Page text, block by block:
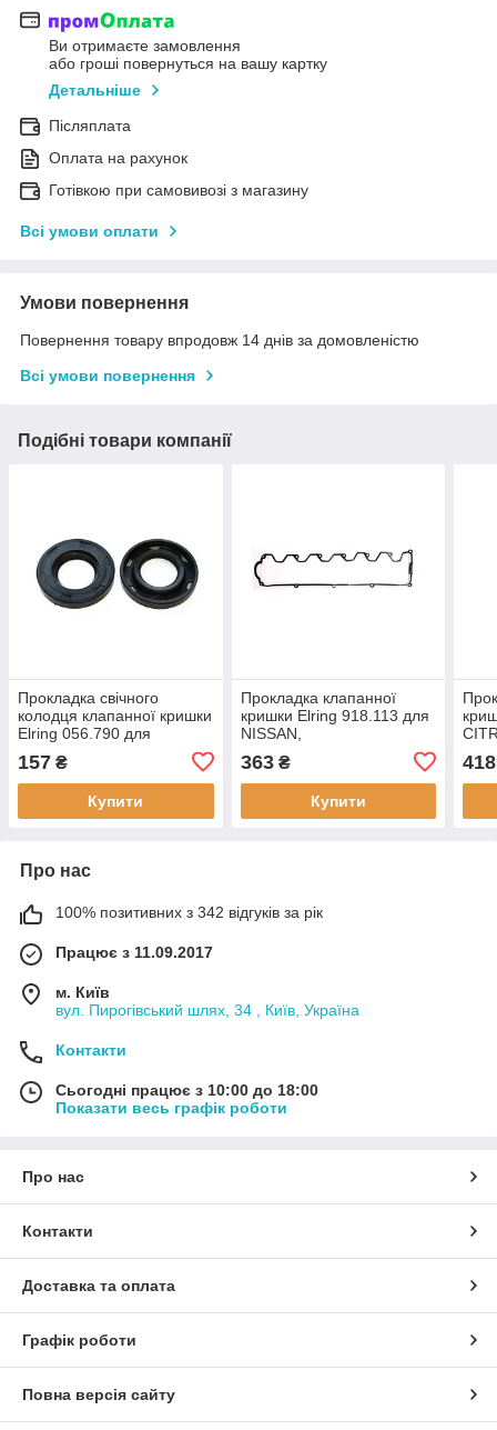
Ви отримаєте замовлення
або гроші повернуться на вашу картку
Детальніше
Післяплата
Оплата на рахунок
Готівкою при самовивозі з магазину
Всі умови оплати
Умови повернення
Повернення товару впродовж 14 днів за домовленістю
Всі умови повернення
Подібні товари компанії
Прокладка свічного
колодця клапанної кришки
Elring 056.790 для
157 ₴
Купити
Прокладка клапанної
кришки Elring 918.113 для
NISSAN,
363₴
Купити
418
Про нас
100% позитивних з 342 відгуків за рік
Працює з 11.09.2017
м. Київ
вул. Пирогівський шлях, 34 , Київ, Україна
Контакти
Сьогодні працює з 10:00 до 18:00
Показати весь графік роботи
Про нас
Контакти
Доставка та оплата
Графік роботи
Повна версія сайту